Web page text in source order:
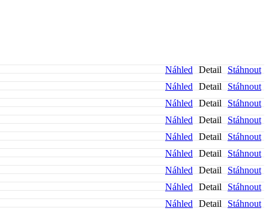
Stáhnout
Detail
Náhled
Stáhnout
Detail
Náhled
Stáhnout
Detail
Náhled
Stáhnout
Detail
Náhled
Stáhnout
Detail
Náhled
Stáhnout
Detail
Náhled
Stáhnout
Detail
Náhled
Stáhnout
Detail
Náhled
Stáhnout
Detail
Náhled